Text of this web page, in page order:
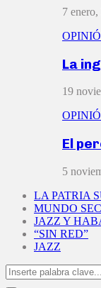
7
La
19
El
5
LA PATRIA
MUNDO
JAZZ Y
“SIN RED”
JAZZ
Search
for: